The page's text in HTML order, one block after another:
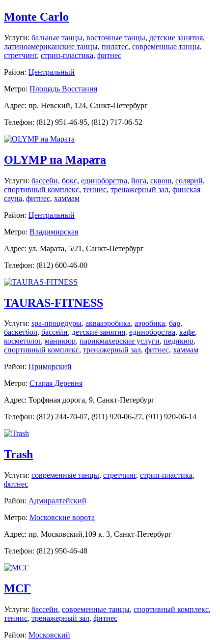
Monte Carlo
Услуги: бальные танцы, восточные танцы, детские занятия,
латиноамериканские танцы, пилатес, современные танцы,
стретчинг, стрип-пластика, фитнес
Район: Центральный
Метро: Площадь Восстания
Адрес: пр. Невский, 124, Санкт-Петербург
Телефон: (812) 951-46-95, (812) 717-06-52
OLYMP на Марата
Услуги: бассейн, бокс, единоборства, йога, сквош, солярий,
спортивный комплекс, теннис, тренажерный зал, финская
сауна, фитнес, хаммам
Район: Центральный
Метро: Владимирская
Адрес: ул. Марата, 5/21, Санкт-Петербург
Телефон: (812) 600-46-00
TAURAS-FITNESS
Услуги: spa-процедуры, аквааэробика, аэробика, бар,
баскетбол, бассейн, детские занятия, единоборства, кафе,
косметолог, маникюр, парикмахерские услуги, педикюр,
спортивный комплекс, тренажерный зал, фитнес, хаммам
Район: Приморский
Метро: Старая Деревня
Адрес: Торфяная дорога, 9, Санкт-Петербург
Телефон: (812) 244-70-07, (911) 920-06-27, (911) 920-06-14
Trash
Услуги: современные танцы, стретчинг, стрип-пластика,
фитнес
Район: Адмиралтейский
Метро: Московские ворота
Адрес: пр. Московский,109 к. 3, Санкт-Петербург
Телефон: (812) 950-46-48
МСГ
Услуги: бассейн, современные танцы, спортивный комплекс,
теннис, тренажерный зал, фитнес
Район: Московский